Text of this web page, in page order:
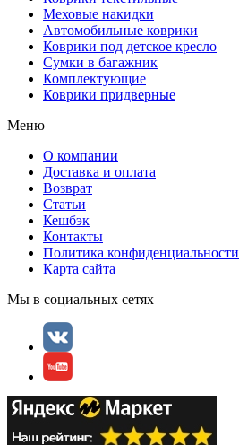
Меховые накидки
Автомобильные коврики
Коврики под детское кресло
Сумки в багажник
Комплектующие
Коврики придверные
Меню
О компании
Доставка и оплата
Возврат
Статьи
Кешбэк
Контакты
Политика конфиденциальности
Карта сайта
Мы в социальных сетях